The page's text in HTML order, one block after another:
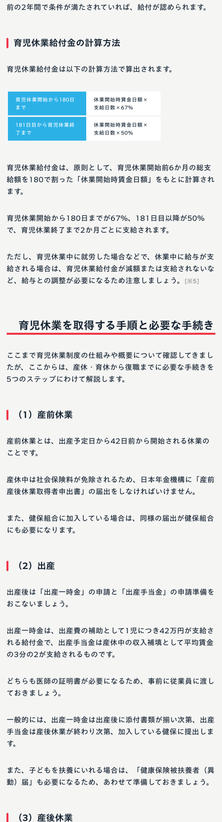
前の2年間で条件が満たされていれば、給付が認められます。
育児休業給付金の計算方法
育児休業給付金は以下の計算方法で算出されます。
育児休業開始から180日
まで
休業開始時賃金日額×
支給日数×67％
181日目から育児休業終
了まで
休業開始時賃金日額×
支給日数×50％
育児休業給付金は、原則として、育児休業開始前6か月の総支
給額を180で割った「休業開始時賃金日額」をもとに計算され
ます。
育児休業開始から180日までが67％、181日目以降が50％
で、育児休業終了まで2か月ごとに支給されます。
ただし、育児休業中に就労した場合などで、休業中に給与が支
給される場合は、育児休業給付金が減額または支給されないな
ど、給与との調整が必要になるため注意しましょう。
[※5]
育児休業を取得する手順と必要な手続き
ここまで育児休業制度の仕組みや概要について確認してきまし
たが、ここからは、産休・育休から復職までに必要な手続きを
5つのステップにわけて解説します。
（1）産前休業
産前休業とは、出産予定日から42日前から開始される休業の
ことです。
産休中は社会保険料が免除されるため、日本年金機構に「産前
産後休業取得者申出書」の届出をしなければいけません。
また、健保組合に加入している場合は、同様の届出が健保組合
にも必要になります。
（2）出産
出産後は「出産一時金」の申請と「出産手当金」の申請準備を
おこないましょう。
出産一時金は、出産費の補助として1児につき42万円が支給さ
れる給付金で、出産手当金は産休中の収入補填として平均賃金
の3分の2が支給されるものです。
どちらも医師の証明書が必要になるため、事前に従業員に渡し
ておきましょう。
一般的には、出産一時金は出産後に添付書類が揃い次第、出産
手当金は産後休業が終わり次第、加入している健保に提出しま
す。
また、子どもを扶養にいれる場合は、「健康保険被扶養者（異
動）届」も必要になるため、あわせて準備しておきましょう。
（3）産後休業